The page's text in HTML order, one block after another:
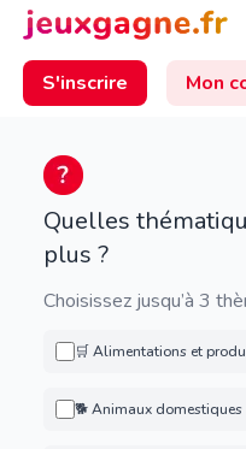
S'inscrire Mon
Quelles
plus ?
Choisissez jusqu’à 3
🛒 Alimentations et
🐕 Animaux domestiques